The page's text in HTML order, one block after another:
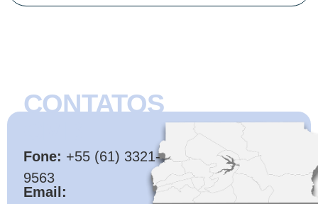
CONTATOS
Fone: +55 (61) 3321-
9563
Email: